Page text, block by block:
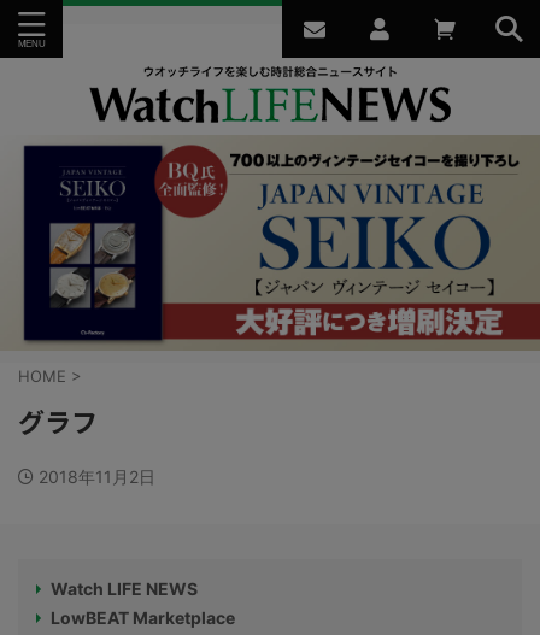
HOME >
グラフ
2018年11月2日
Watch LIFE NEWS
LowBEAT Marketplace